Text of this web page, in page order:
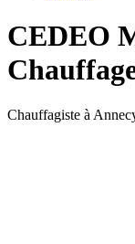
CEDEO
Chauffagiste à